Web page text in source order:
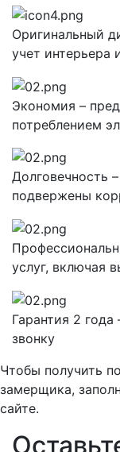
Оригинальный
учет интерьера
Экономия –
потреблением
Долговечность
подвержены
услуг, включая
Гарантия 2
звонку
Чтобы получить
замерщика,
сайте.